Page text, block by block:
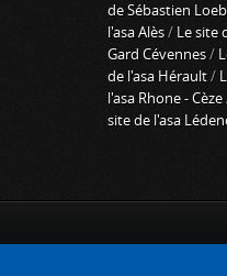
de Sébastien Loeb
l'asa Alès/ Le site
Gard Cévennes/
de l'asa Hérault/
l'asa Rhone - Cèze
site de l'asa